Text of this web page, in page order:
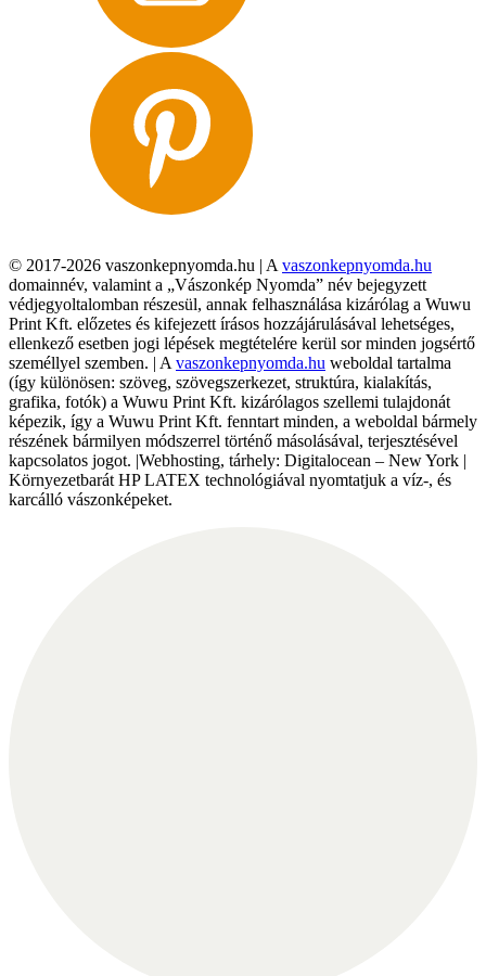
© 2017-2026 vaszonkepnyomda.hu | A vaszonkepnyomda.hu
domainnév, valamint a „Vászonkép Nyomda” név bejegyzett
védjegyoltalomban részesül, annak felhasználása kizárólag a Wuwu
Print Kft. előzetes és kifejezett írásos hozzájárulásával lehetséges,
ellenkező esetben jogi lépések megtételére kerül sor minden jogsértő
személlyel szemben. | A vaszonkepnyomda.hu weboldal tartalma
(így különösen: szöveg, szövegszerkezet, struktúra, kialakítás,
grafika, fotók) a Wuwu Print Kft. kizárólagos szellemi tulajdonát
képezik, így a Wuwu Print Kft. fenntart minden, a weboldal bármely
részének bármilyen módszerrel történő másolásával, terjesztésével
kapcsolatos jogot. |Webhosting, tárhely: Digitalocean – New York |
Környezetbarát HP LATEX technológiával nyomtatjuk a víz-, és
karcálló vászonképeket.